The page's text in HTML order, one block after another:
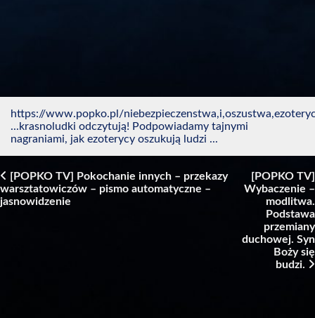
https://www.popko.pl/
...krasnoludki odczytują! Podpowiadamy tajnymi
nagraniami, jak ezoterycy oszukują ludzi ...
Post navigation
[POPKO TV] Pokochanie innych – przekazy
warsztatowiczów – pismo automatyczne –
jasnowidzenie
[POPKO TV]
Wybaczenie –
modlitwa.
Podstawa
przemiany
duchowej. Syn
Boży się
budzi.